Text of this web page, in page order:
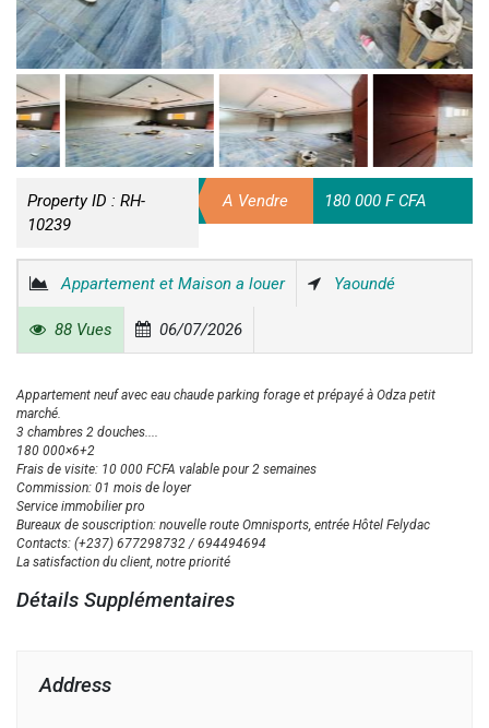
Property ID : RH-
10239
A Vendre 180 000 F CFA
Appartement et Maison a louer Yaoundé
88 Vues 06/07/2026
Appartement neuf avec eau chaude parking forage et prépayé à Odza petit
marché.
3 chambres 2 douches....
180 000×6+2
Frais de visite: 10 000 FCFA valable pour 2 semaines
Commission: 01 mois de loyer
Service immobilier pro
Bureaux de souscription: nouvelle route Omnisports, entrée Hôtel Felydac
Contacts: (+237) 677298732 / 694494694
La satisfaction du client, notre priorité
Détails Supplémentaires
Address